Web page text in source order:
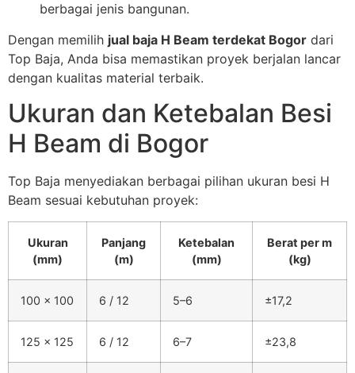
berbagai jenis bangunan.
Dengan memilih jual baja H Beam terdekat Bogor dari
Top Baja, Anda bisa memastikan proyek berjalan lancar
dengan kualitas material terbaik.
Ukuran dan Ketebalan Besi
H Beam di Bogor
Top Baja menyediakan berbagai pilihan ukuran besi H
Beam sesuai kebutuhan proyek:
Ukuran
(mm)
Panjang
(m)
Ketebalan
(mm)
Berat per m
(kg)
100 x 100 6 / 12 5–6 ±17,2
125 x 125 6 / 12 6–7 ±23,8